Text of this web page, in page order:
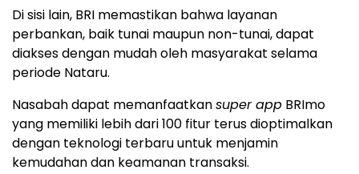
Di sisi lain, BRI memastikan bahwa layanan
perbankan, baik tunai maupun non-tunai, dapat
diakses dengan mudah oleh masyarakat selama
periode Nataru.
Nasabah dapat memanfaatkansuper app BRImo
yang memiliki lebih dari 100 fitur terus dioptimalkan
dengan teknologi terbaru untuk menjamin
kemudahan dan keamanan transaksi.